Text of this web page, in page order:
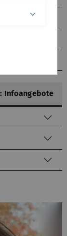
Infoangebote